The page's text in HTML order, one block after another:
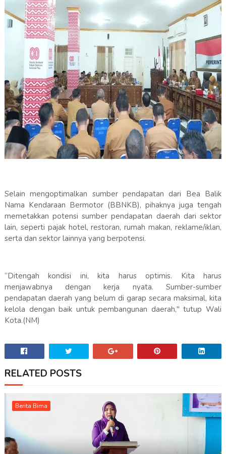
Selain mengoptimalkan sumber pendapatan dari Bea Balik
Nama Kendaraan Bermotor (BBNKB), pihaknya juga tengah
memetakkan potensi sumber pendapatan daerah dari sektor
lain, seperti pajak hotel, restoran, rumah makan, reklame/iklan,
serta dan sektor lainnya yang berpotensi.
“Ditengah kondisi ini, kita harus optimis. Kita harus
menjawabnya dengan kerja nyata. Sumber-sumber
pendapatan daerah yang belum di garap secara maksimal, kita
kelola dengan baik untuk pembangunan daerah," tutup Wali
Kota.(NM)
RELATED POSTS
Berita Bima